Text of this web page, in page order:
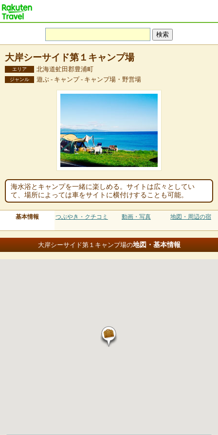
大岸シーサイド第１キャンプ場
エリア 北海道虻田郡豊浦町
ジャンル 遊ぶ - キャンプ - キャンプ場・野営場
海水浴とキャンプを一緒に楽しめる。サイトは広々としてい
て、場所によっては車をサイトに横付けすることも可能。
基本情報 つぶやき・クチコミ 動画・写真 地図・周辺の宿
大岸シーサイド第１キャンプ場の地図・基本情報